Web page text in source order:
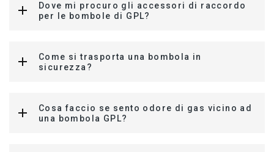
Dove mi procuro gli accessori di raccordo
per le bombole di GPL?
Come si trasporta una bombola in
sicurezza?
Cosa faccio se sento odore di gas vicino ad
una bombola GPL?